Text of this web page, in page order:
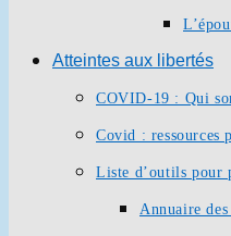
Atteintes aux libertés
COVID-19 : Qui
Covid : ressources
Liste d’outils pour
Annuaire